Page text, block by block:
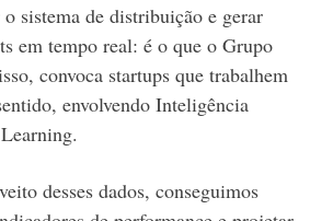
sistema de distribuição e gerar
em tempo real: é o que o Grupo
convoca startups que trabalhem
envolvendo Inteligência
desses dados, conseguimos